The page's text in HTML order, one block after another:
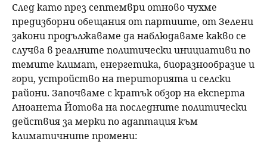
След като през септември отново чухме
предизборни обещания от партиите, от Зелени
закони продължаваме да наблюдаваме какво се
случва в реалните политически инициативи по
темите климат, енергетика, биоразнообразие и
гори, устройство на територията и селски
райони. Започваме с кратък обзор на експерта
Аноанета Йотова на последните политически
действия за мерки по адаптация към
климатичните промени: